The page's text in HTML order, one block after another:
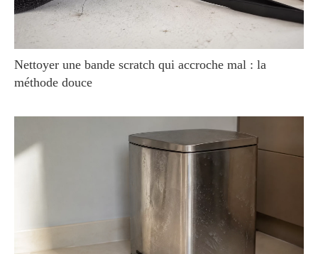
Nettoyer une bande scratch qui accroche mal : la
méthode douce